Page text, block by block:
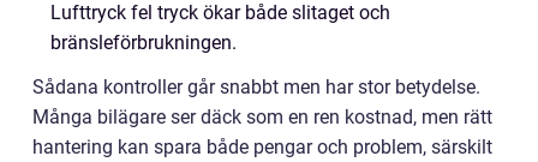
Lufttryck fel tryck ökar både slitaget och
bränsleförbrukningen.
Sådana kontroller går snabbt men har stor betydelse.
Många bilägare ser däck som en ren kostnad, men rätt
hantering kan spara både pengar och problem, särskilt